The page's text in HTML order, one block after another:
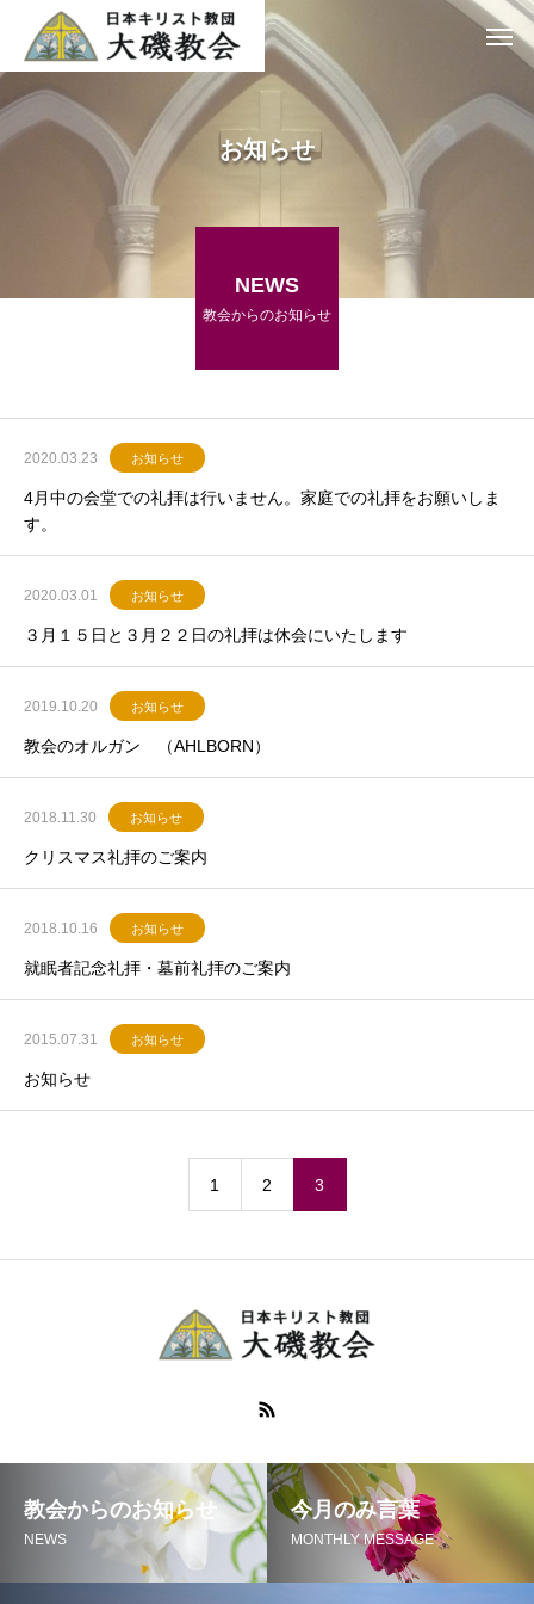
お知らせ
NEWS
教会からのお知らせ
2020.03.23 お知らせ
4月中の会堂での礼拝は行いません。家庭での礼拝をお願いしま
す。
2020.03.01 お知らせ
３月１５日と３月２２日の礼拝は休会にいたします
2019.10.20 お知らせ
教会のオルガン （AHLBORN）
2018.11.30 お知らせ
クリスマス礼拝のご案内
2018.10.16 お知らせ
就眠者記念礼拝・墓前礼拝のご案内
2015.07.31 お知らせ
お知らせ
1 2 3
教会からのお知らせ
NEWS
今月のみ言葉
MONTHLY MESSAGE